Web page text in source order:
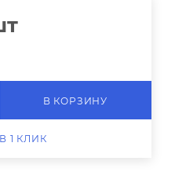
В КОРЗИНУ
1 КЛИК